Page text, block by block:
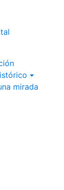
mirada